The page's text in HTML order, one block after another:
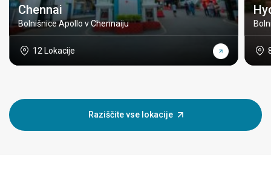
Chennai
Bolnišnice Apollo v Chennaiju
12 Lokacije
Raziščite vse lokacije